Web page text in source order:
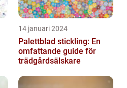
14 januari 2024
Palettblad stickling: En
omfattande guide för
trädgårdsälskare